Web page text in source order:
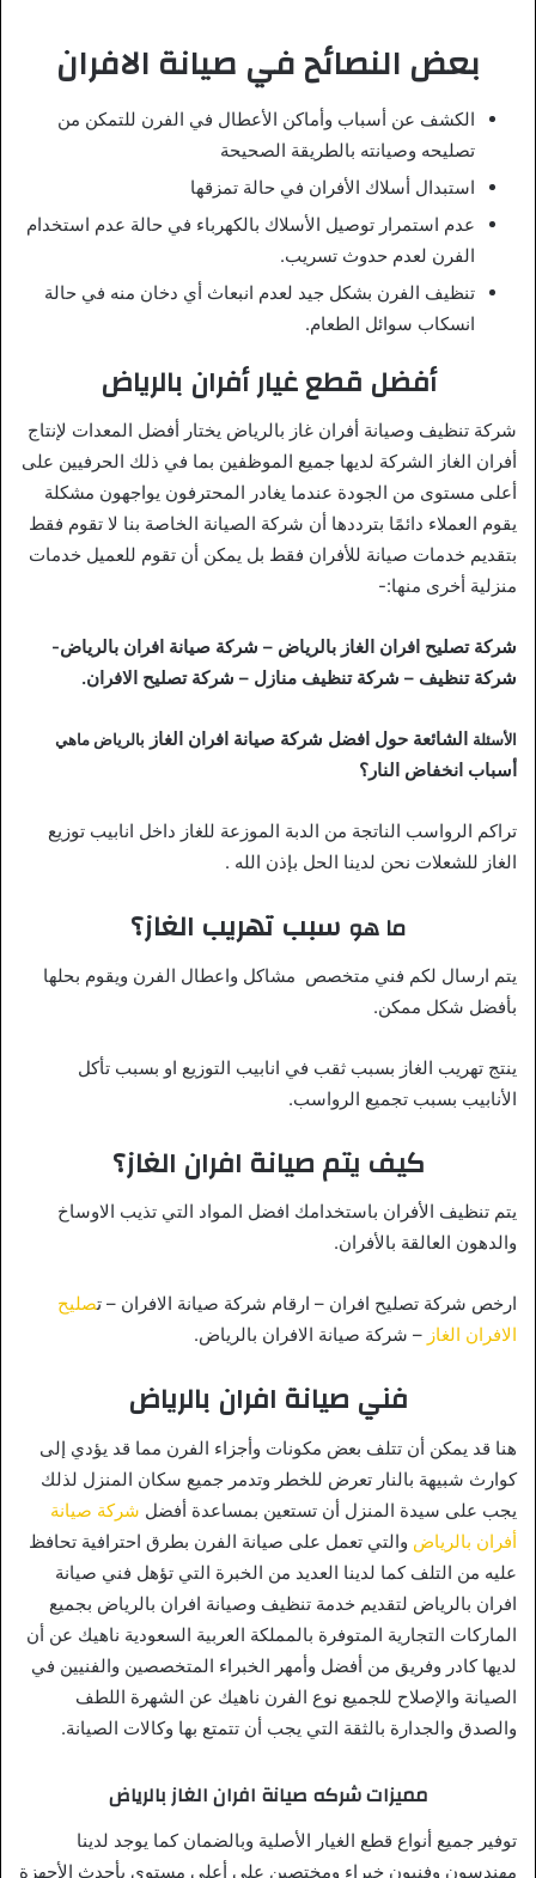
بعض النصائح في صيانة الافران
الكشف عن أسباب وأماكن الأعطال في الفرن للتمكن من
تصليحه وصيانته بالطريقة الصحيحة
استبدال أسلاك الأفران في حالة تمزقها
عدم استمرار توصيل الأسلاك بالكهرباء في حالة عدم استخدام
الفرن لعدم حدوث تسريب.
تنظيف الفرن بشكل جيد لعدم انبعاث أي دخان منه في حالة
انسكاب سوائل الطعام.
أفضل قطع غيار أفران بالرياض
شركة تنظيف وصيانة أفران غاز بالرياض يختار أفضل المعدات لإنتاج
أفران الغاز الشركة لديها جميع الموظفين بما في ذلك الحرفيين على
أعلى مستوى من الجودة عندما يغادر المحترفون يواجهون مشكلة
يقوم العملاء دائمًا بترددها أن شركة الصيانة الخاصة بنا لا تقوم فقط
بتقديم خدمات صيانة للأفران فقط بل يمكن أن تقوم للعميل خدمات
منزلية أخرى منها:-
شركة تصليح افران الغاز بالرياض – شركة صيانة افران بالرياض-
شركة تنظيف – شركة تنظيف منازل – شركة تصليح الافران.
الأسئلة الشائعة حول افضل شركة صيانة افران الغاز بالرياض ماهي
أسباب انخفاض النار؟
تراكم الرواسب الناتجة من الدبة الموزعة للغاز داخل انابيب توزيع
الغاز للشعلات نحن لدينا الحل بإذن الله .
ما هو سبب تهريب الغاز؟
يتم ارسال لكم فني متخصص مشاكل واعطال الفرن ويقوم بحلها
بأفضل شكل ممكن.
ينتج تهريب الغاز بسبب ثقب في انابيب التوزيع او بسبب تأكل
الأنابيب بسبب تجميع الرواسب.
كيف يتم صيانة افران الغاز؟
يتم تنظيف الأفران باستخدامك افضل المواد التي تذيب الاوساخ
والدهون العالقة بالأفران.
ارخص شركة تصليح افران – ارقام شركة صيانة الافران – تصليح
الافران الغاز – شركة صيانة الافران بالرياض.
فني صيانة افران بالرياض
هنا قد يمكن أن تتلف بعض مكونات وأجزاء الفرن مما قد يؤدي إلى
كوارث شبيهة بالنار تعرض للخطر وتدمر جميع سكان المنزل لذلك
يجب على سيدة المنزل أن تستعين بمساعدة أفضل شركة صيانة
أفران بالرياض والتي تعمل على صيانة الفرن بطرق احترافية تحافظ
عليه من التلف كما لدينا العديد من الخبرة التي تؤهل فني صيانة
افران بالرياض لتقديم خدمة تنظيف وصيانة افران بالرياض بجميع
الماركات التجارية المتوفرة بالمملكة العربية السعودية ناهيك عن أن
لديها كادر وفريق من أفضل وأمهر الخبراء المتخصصين والفنيين في
الصيانة والإصلاح للجميع نوع الفرن ناهيك عن الشهرة اللطف
والصدق والجدارة بالثقة التي يجب أن تتمتع بها وكالات الصيانة.
مميزات شركه صيانة افران الغاز بالرياض
توفير جميع أنواع قطع الغيار الأصلية وبالضمان كما يوجد لدينا
مهندسون وفنيون خبراء ومختصين علي أعلي مستوي بأحدث الأجهزة